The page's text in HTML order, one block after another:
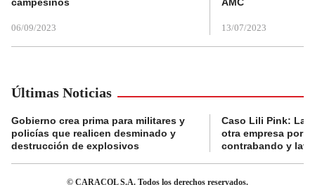
campesinos
06/09/2023
AMC
13/07/2023
Últimas Noticias
Gobierno crea prima para militares y
policías que realicen desminado y
destrucción de explosivos
Caso Lili Pink: La
otra empresa por
contrabando y
© CARACOL S.A. Todos los derechos reservados.